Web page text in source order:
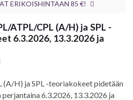
ERIKOISHINTAAN 85 €!
ATPL/CPL (A/H) ja SPL -
6.3.2026, 13.3.2026 ja
(A/H) ja SPL -teoriakokeet pidetään
6.3.2026, 13.3.2026 ja